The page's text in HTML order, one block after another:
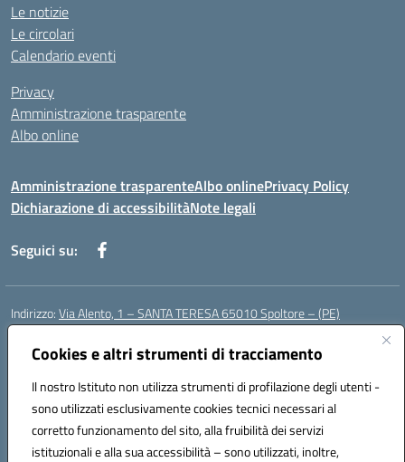
Cookies e altri strumenti di tracciamento
Il nostro Istituto non utilizza strumenti di profilazione degli utenti -
sono utilizzati esclusivamente cookies tecnici necessari al
corretto funzionamento del sito, alla fruibilità dei servizi
istituzionali e alla sua accessibilità – sono utilizzati, inoltre,
Le notizie
Le circolari
Calendario eventi
Privacy
Amministrazione trasparente
Albo online
Amministrazione trasparenteAlbo onlinePrivacy Policy
Dichiarazione di accessibilitàNote legali
Seguici su:
Indirizzo:Via Alento, 1 – SANTA TERESA 65010 Spoltore – (PE)
Centralino:
Posta elettronica certificata (PEC):peee052003@pec.istruzione.it
Codice fiscale: 80006490686
Codice meccanografico:peee052003
Codice Indice delle Pubbliche Amministrazioni (IPA): istsc_peee052003
Codice unico di fatturazione (CUF): UF01MF